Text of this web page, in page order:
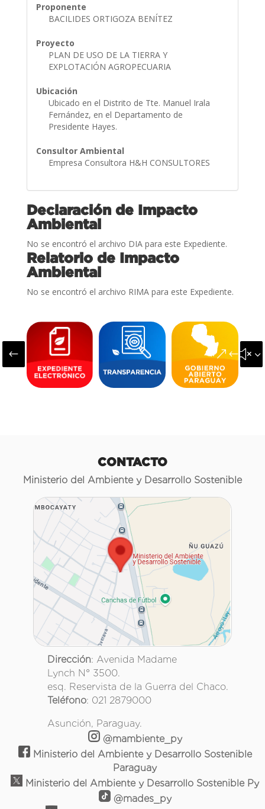
Proponente
BACILIDES ORTIGOZA BENÍTEZ
Proyecto
PLAN DE USO DE LA TIERRA Y
EXPLOTACIÓN AGROPECUARIA
Ubicación
Ubicado en el Distrito de Tte. Manuel Irala
Fernández, en el Departamento de
Presidente Hayes.
Consultor Ambiental
Empresa Consultora H&H CONSULTORES
Declaración de Impacto
Ambiental
No se encontró el archivo DIA para este Expediente.
Relatorio de Impacto
Ambiental
No se encontró el archivo RIMA para este Expediente.
#
CONTACTO
Ministerio del Ambiente y Desarrollo Sostenible
Dirección: Avenida Madame
Lynch N° 3500.
esq. Reservista de la Guerra del Chaco.
Teléfono: 021 2879000
Asunción, Paraguay.
@mambiente_py
Ministerio del Ambiente y Desarrollo Sostenible
Paraguay
Ministerio del Ambiente y Desarrollo Sostenible Py
@mades_py